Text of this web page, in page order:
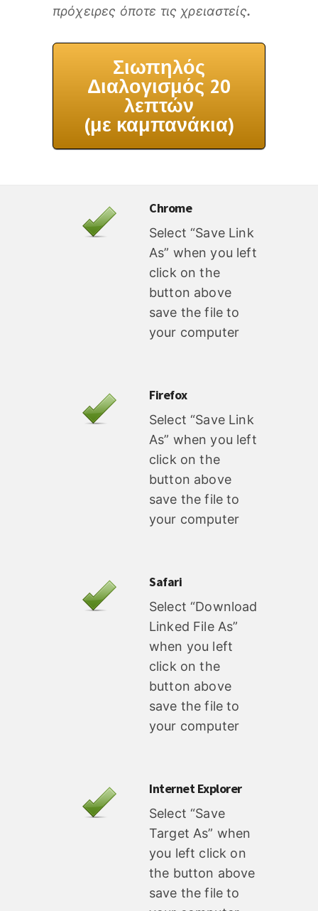
πρόχειρες όποτε τις χρειαστείς.
Σιωπηλός
Διαλογισμός 20
λεπτών
(με καμπανάκια)
Chrome
Select “Save Link
As” when you left
click on the
button above
save the file to
your computer
Firefox
Select “Save Link
As” when you left
click on the
button above
save the file to
your computer
Safari
Select “Download
Linked File As”
when you left
click on the
button above
save the file to
your computer
Internet Explorer
Select “Save
Target As” when
you left click on
the button above
save the file to